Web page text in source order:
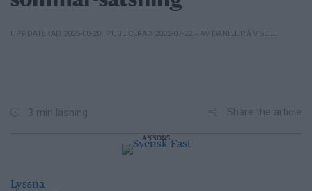
UPPDATERAD 2025-08-20 PUBLICERAD 2022-07-22 – AV DANIEL RÄMSELL
3 min läsning Share the article
ANNONS
Lyssna